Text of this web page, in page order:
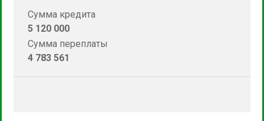
Сумма кредита
5 120 000
Сумма переплаты
4 783 561